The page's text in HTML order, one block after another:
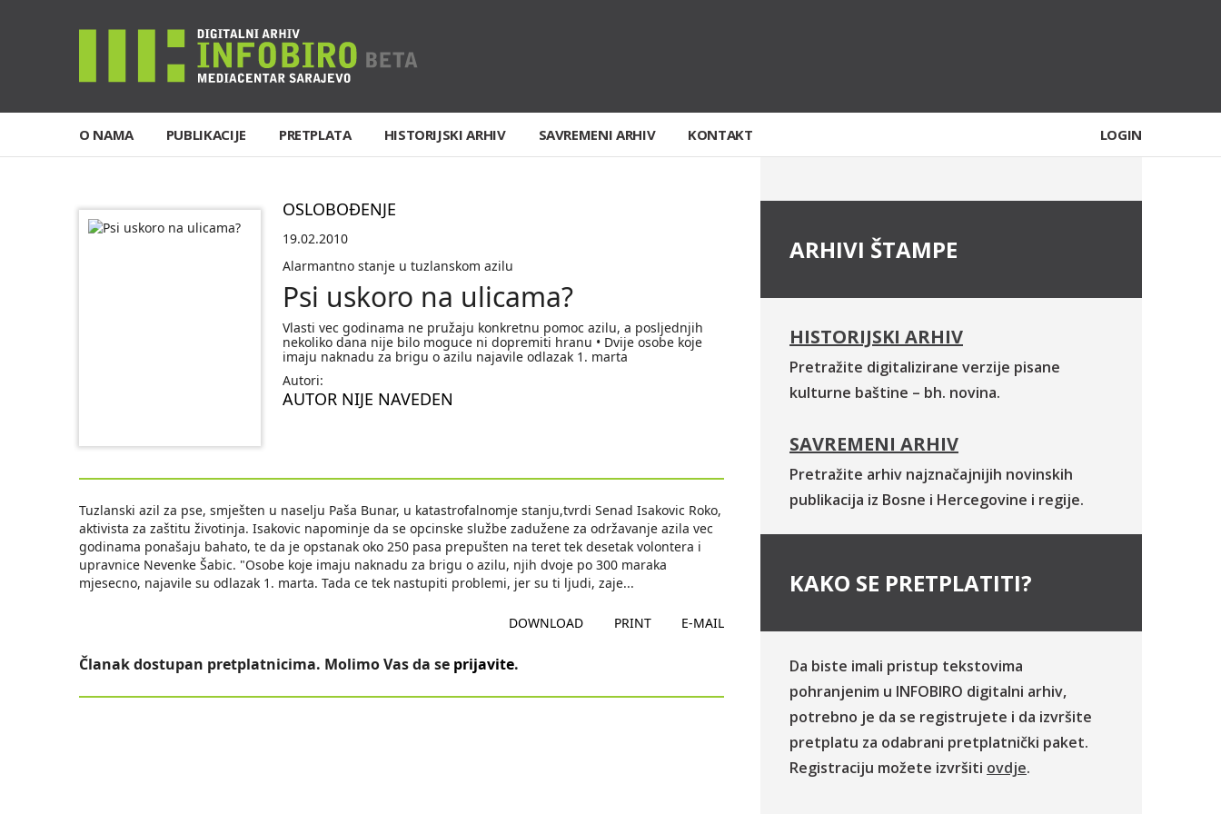
O NAMA PUBLIKACIJE PRETPLATA HISTORIJSKI ARHIV SAVREMENI ARHIV KONTAKT LOGIN
OSLOBOĐENJE
19.02.2010
Alarmantno stanje u tuzlanskom azilu
Psi uskoro na ulicama?
Vlasti vec godinama ne pružaju konkretnu pomoc azilu, a posljednjih
nekoliko dana nije bilo moguce ni dopremiti hranu • Dvije osobe koje
imaju naknadu za brigu o azilu najavile odlazak 1. marta
Autori:
AUTOR NIJE NAVEDEN
Tuzlanski azil za pse, smješten u naselju Paša Bunar, u katastrofalnomje stanju,tvrdi Senad Isakovic Roko,
aktivista za zaštitu životinja. Isakovic napominje da se opcinske službe zadužene za održavanje azila vec
godinama ponašaju bahato, te da je opstanak oko 250 pasa prepušten na teret tek desetak volontera i
upravnice Nevenke Šabic. "Osobe koje imaju naknadu za brigu o azilu, njih dvoje po 300 maraka
mjesecno, najavile su odlazak 1. marta. Tada ce tek nastupiti problemi, jer su ti ljudi, zaje...
DOWNLOAD PRINT E-MAIL
Članak dostupan pretplatnicima. Molimo Vas da se prijavite.
ARHIVI ŠTAMPE
HISTORIJSKI ARHIV
Pretražite digitalizirane verzije pisane
kulturne baštine – bh. novina.
SAVREMENI ARHIV
Pretražite arhiv najznačajnijih novinskih
publikacija iz Bosne i Hercegovine i regije.
KAKO SE PRETPLATITI?
Da biste imali pristup tekstovima
pohranjenim u INFOBIRO digitalni arhiv,
potrebno je da se registrujete i da izvršite
pretplatu za odabrani pretplatnički paket.
Registraciju možete izvršiti ovdje.